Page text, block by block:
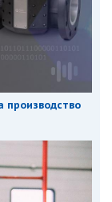
производство